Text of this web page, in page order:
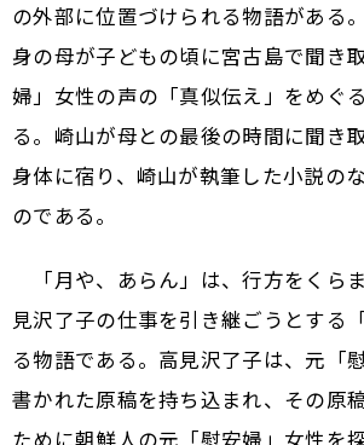
の外部に位置づけられる物語がある
身の母が子どもの頃に宮古島で聞き
婦」女性の声の「真似伝え」をめぐ
る。崎山が母との最後の時間に聞き
身体に宿り、崎山が執筆した小説の
のである。
「月や、あらん」は、行方をくら
見沢了子の仕事を引き継ごうとする
る物語である。高見沢了子は、元「
書かれた原稿を持ち込まれ、その原
ために朝鮮人の元「慰安婦」女性を